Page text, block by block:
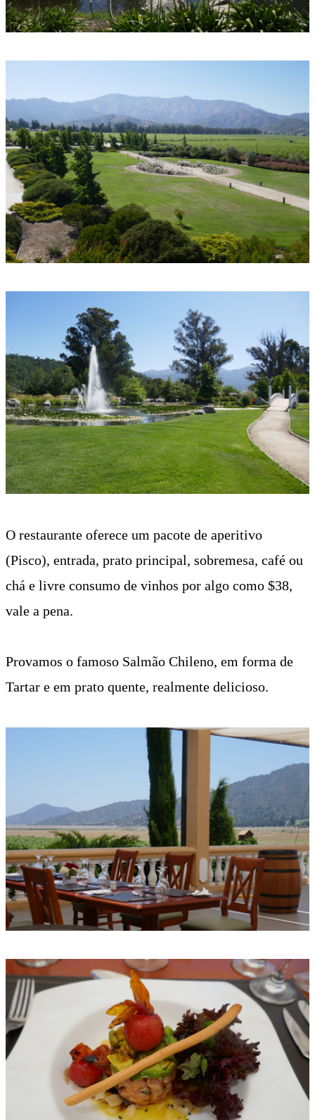
O restaurante oferece um pacote de aperitivo
(Pisco), entrada, prato principal, sobremesa, café ou
chá e livre consumo de vinhos por algo como $38,
vale a pena.
Provamos o famoso Salmão Chileno, em forma de
Tartar e em prato quente, realmente delicioso.